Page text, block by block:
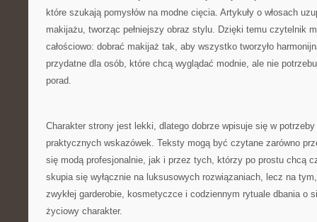
które szukają pomysłów na modne cięcia. Artykuły o włosach
makijażu, tworząc pełniejszy obraz stylu. Dzięki temu czytelnik
całościowo: dobrać makijaż tak, aby wszystko tworzyło
przydatne dla osób, które chcą wyglądać modnie, ale nie
porad.
Charakter strony jest lekki, dlatego dobrze wpisuje się w
praktycznych wskazówek. Teksty mogą być czytane zarówno
się modą profesjonalnie, jak i przez tych, którzy po prostu chcą
skupia się wyłącznie na luksusowych rozwiązaniach, lecz na
zwykłej garderobie, kosmetyczce i codziennym rytuale dbania o
życiowy charakter.